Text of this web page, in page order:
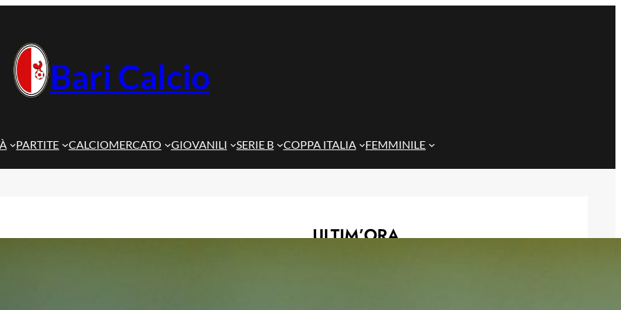
Bari Calcio
PARTITE CALCIOMERCATO GIOVANILI SERIE B COPPA ITALIA FEMMINILE
ULTIM’ORA